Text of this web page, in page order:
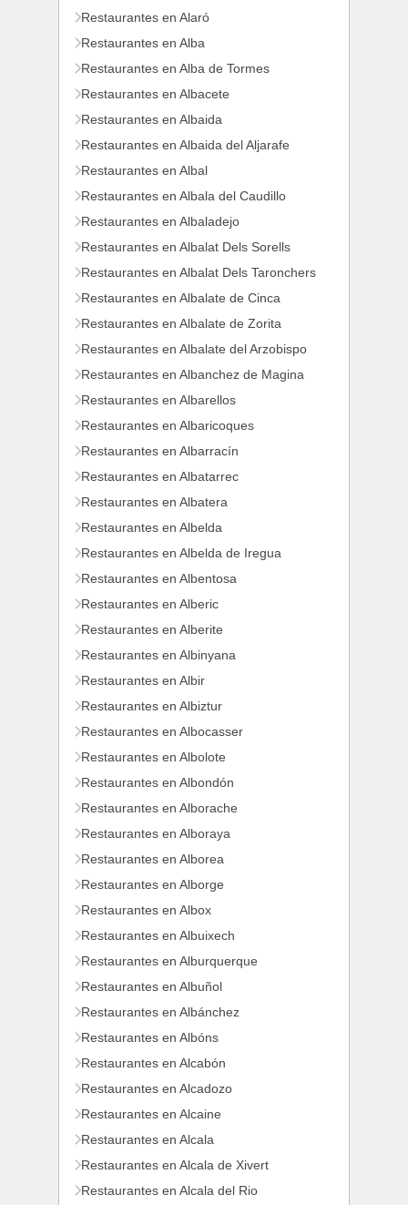
Restaurantes en Alaró
Restaurantes en Alba
Restaurantes en Alba de Tormes
Restaurantes en Albacete
Restaurantes en Albaida
Restaurantes en Albaida del Aljarafe
Restaurantes en Albal
Restaurantes en Albala del Caudillo
Restaurantes en Albaladejo
Restaurantes en Albalat Dels Sorells
Restaurantes en Albalat Dels Taronchers
Restaurantes en Albalate de Cinca
Restaurantes en Albalate de Zorita
Restaurantes en Albalate del Arzobispo
Restaurantes en Albanchez de Magina
Restaurantes en Albarellos
Restaurantes en Albaricoques
Restaurantes en Albarracín
Restaurantes en Albatarrec
Restaurantes en Albatera
Restaurantes en Albelda
Restaurantes en Albelda de Iregua
Restaurantes en Albentosa
Restaurantes en Alberic
Restaurantes en Alberite
Restaurantes en Albinyana
Restaurantes en Albir
Restaurantes en Albiztur
Restaurantes en Albocasser
Restaurantes en Albolote
Restaurantes en Albondón
Restaurantes en Alborache
Restaurantes en Alboraya
Restaurantes en Alborea
Restaurantes en Alborge
Restaurantes en Albox
Restaurantes en Albuixech
Restaurantes en Alburquerque
Restaurantes en Albuñol
Restaurantes en Albánchez
Restaurantes en Albóns
Restaurantes en Alcabón
Restaurantes en Alcadozo
Restaurantes en Alcaine
Restaurantes en Alcala
Restaurantes en Alcala de Xivert
Restaurantes en Alcala del Rio